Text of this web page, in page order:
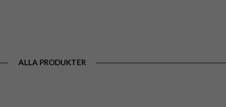
ALLA PRODUKTER